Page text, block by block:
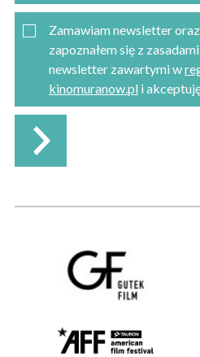
Zamawiam newsletter
zapoznałem się z
newsletter zawartymi w
kinomuranow.pl i